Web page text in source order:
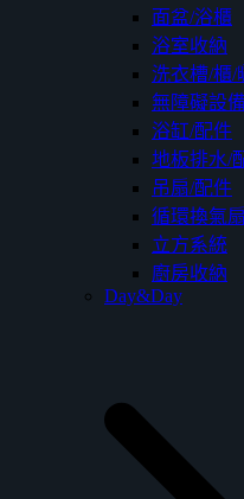
面盆/浴櫃
浴室收納
洗衣槽/櫃/
無障礙設備
浴缸/配件
地板排水/
吊扇/配件
循環換氣扇
立方系統
廚房收納
Day&Day